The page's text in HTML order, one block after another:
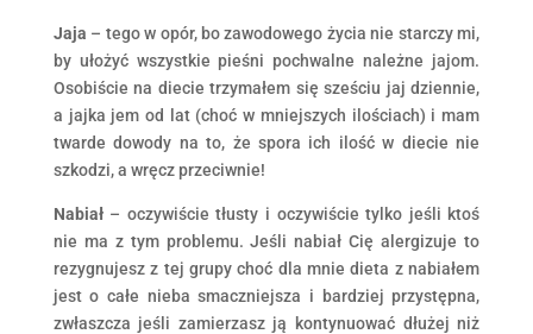
Jaja – tego w opór, bo zawodowego życia nie starczy mi,
by ułożyć wszystkie pieśni pochwalne należne jajom.
Osobiście na diecie trzymałem się sześciu jaj dziennie,
a jajka jem od lat (choć w mniejszych ilościach) i mam
twarde dowody na to, że spora ich ilość w diecie nie
szkodzi, a wręcz przeciwnie!
Nabiał– oczywiście tłusty i oczywiście tylko jeśli ktoś
nie ma z tym problemu. Jeśli nabiał Cię alergizuje to
rezygnujesz z tej grupy choć dla mnie dieta z nabiałem
jest o całe nieba smaczniejsza i bardziej przystępna,
zwłaszcza jeśli zamierzasz ją kontynuować dłużej niż